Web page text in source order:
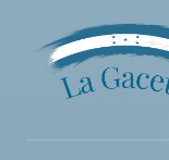
contenido